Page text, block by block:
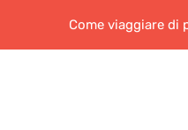
Come viaggiare di